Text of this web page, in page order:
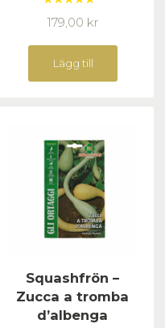
Betygsatt
5.00av 5
179,00 kr
Lägg till
Squashfrön –
Zucca a tromba
d’albenga